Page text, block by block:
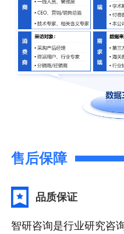
售后保障
品质保证
智研咨询是行业研究咨